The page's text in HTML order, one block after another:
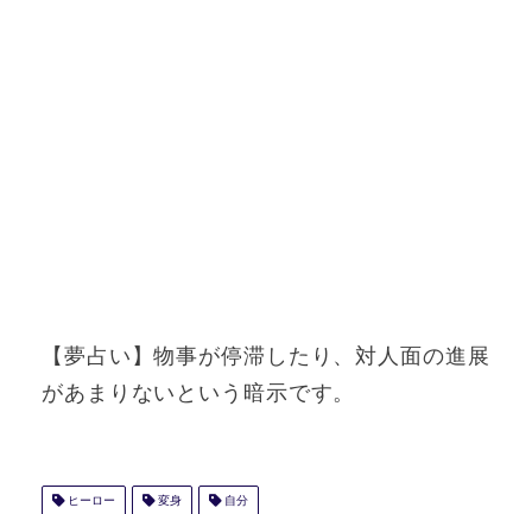
【夢占い】物事が停滞したり、対人面の進展
があまりないという暗示です。
ヒーロー 変身 自分